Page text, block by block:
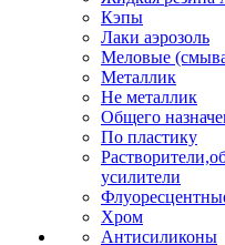
Кэпы
Лаки аэрозоль
Меловые
Металлик
Не металлик
Общего
По пластику
усилители
Хром
Антисиликоны